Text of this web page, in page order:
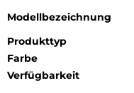
Modellbezeichnung
Produkttyp
Farbe
Verfügbarkeit